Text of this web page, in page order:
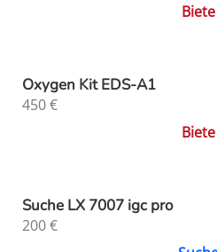
Biete
Oxygen Kit EDS-A1
450€
Biete
Suche LX 7007 igc pro
200€